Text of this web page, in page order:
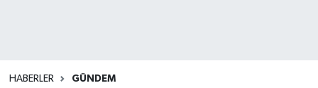
HABERLER GÜNDEM
Süper Lig Puan Durumu ve Fikstür